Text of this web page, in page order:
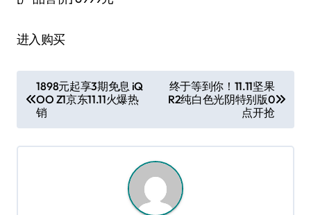
进入购买
章
导
航
1898元起享3期免息 iQ
OO Z1京东11.11火爆热
销
终于等到你！11.11坚果
R2纯白色光阴特别版0
点开抢